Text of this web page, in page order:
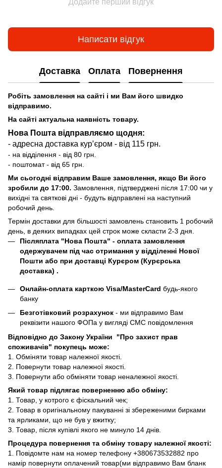
Додайте перший відгук
Написати відгук
Доставка Оплата Повернення
Робіть замовлення на сайті і ми Вам його швидко
відправимо.
На сайті актуальна наявність товару.
Нова Пошта відправляємо щодня:
- адресна доставка курʼєром - від 115 грн.
- на відділення - від 80 грн.
- поштомат - від 65 грн.
Ми сьогодні відправим Ваше замовлення, якщо Ви його
зробили до 17:00. Замовлення, підтверджені після 17:00 чи у
вихідні та святкові дні - будуть відправлені на наступний
робочий день.
Термін доставки для більшості замовлень становить 1 робочий
день, в деяких випадках цей строк може скласти 2-3 дня.
Післяплата "Нова Пошта" - оплата замовлення
одержувачем під час отримання у відділенні Нової
Пошти або при доставці Курєром (Курєрська
доставка) .
Онлайн-оплата карткою Visa/MasterCard будь-якого
банку
Безготівковий розрахунок - ми відправимо Вам
реквізити нашого ФОПа у вигляді СМС повідомлення
Відповідно до Закону України "Про захист прав
споживачів" покупець може:
1. Обміняти товар належної якості.
2. Повернути товар належної якості.
3. Повернути або обміняти товар неналежної якості.
Який товар підлягає поверненню або обміну:
1. Товар, у котрого є фіскальний чек;
2. Товар в оригінальному пакуванні зі збереженими бирками
та ярликами, що не був у вжитку;
3. Товар, після купівлі якого не минуло 14 днів.
Процедура повернення та обміну товару належної якості:
1. Повідомте нам на номер телефону +380673532882 про
намір повернути оплачений товар(ми відправимо Вам бланк